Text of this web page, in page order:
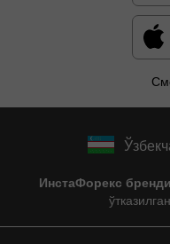
ИнстаФорекс бренди